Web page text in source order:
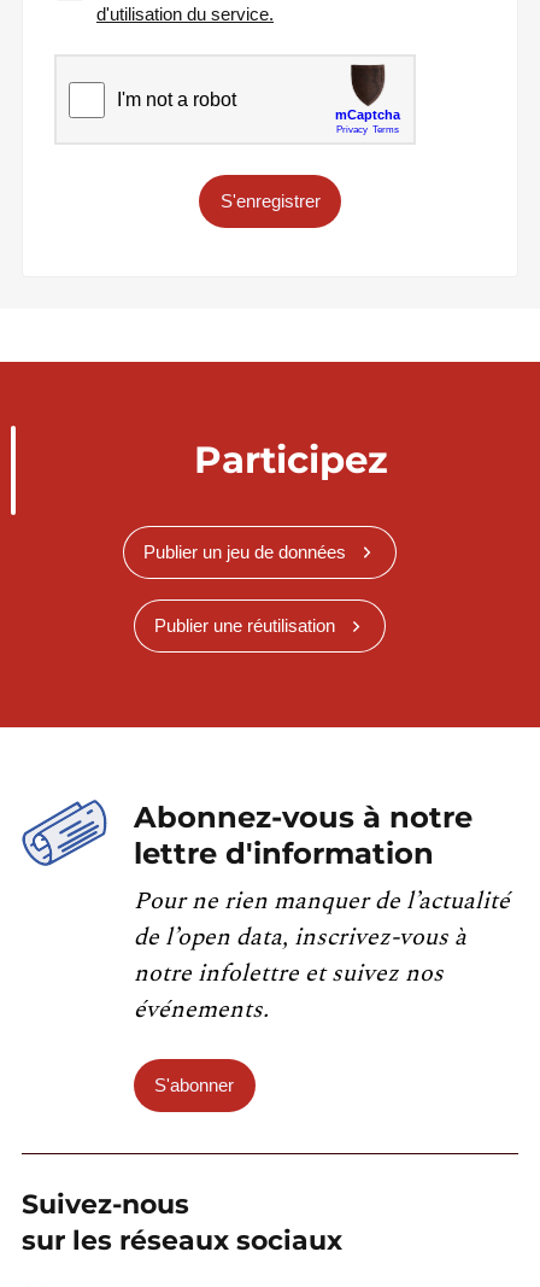
d'utilisation du service.
S'enregistrer
Participez
Publier un jeu de données
Publier une réutilisation
Abonnez-vous à notre
lettre d'information
Pour ne rien manquer de l’actualité
de l’open data, inscrivez-vous à
notre infolettre et suivez nos
événements.
S'abonner
Suivez-nous
sur les réseaux sociaux